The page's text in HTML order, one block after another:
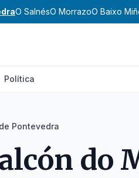
O SalnésO MorrazoO Baixo
Política
Pontevedra
do